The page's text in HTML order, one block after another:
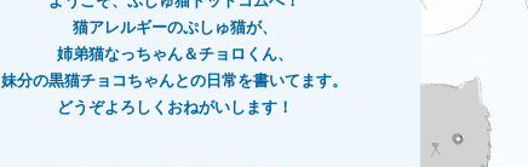
猫アレルギーのぷしゅ猫が、
姉弟猫なっちゃん＆チョロくん、
妹分の黒猫チョコちゃんとの日常を書いてます。
どうぞよろしくおねがいします！